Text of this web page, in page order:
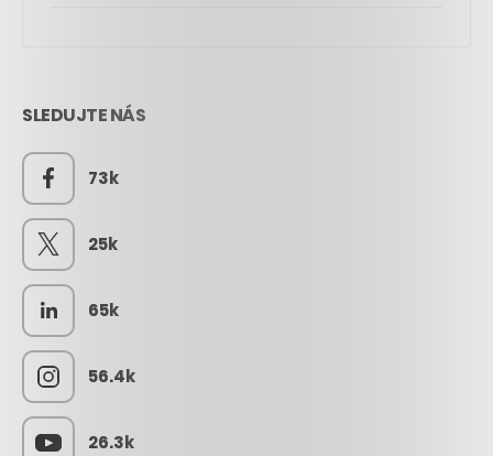
SLEDUJTE NÁS
73k
25k
65k
56.4k
26.3k